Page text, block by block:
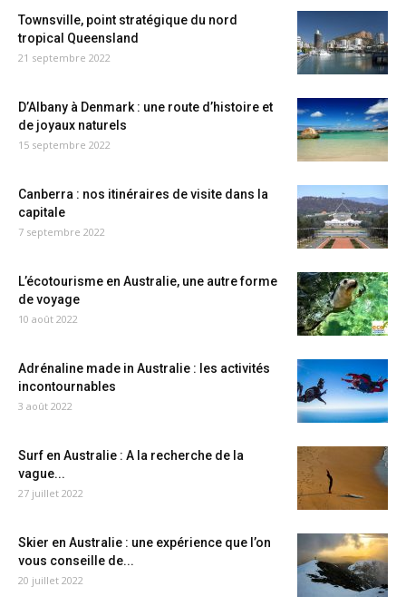
Townsville, point stratégique du nord
tropical Queensland
21 septembre 2022
D’Albany à Denmark : une route d’histoire et
de joyaux naturels
15 septembre 2022
Canberra : nos itinéraires de visite dans la
capitale
7 septembre 2022
L’écotourisme en Australie, une autre forme
de voyage
10 août 2022
Adrénaline made in Australie : les activités
incontournables
3 août 2022
Surf en Australie : A la recherche de la
vague...
27 juillet 2022
Skier en Australie : une expérience que l’on
vous conseille de...
20 juillet 2022